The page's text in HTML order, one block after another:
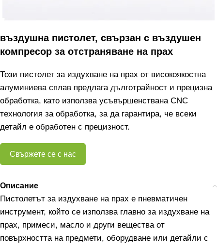
въздушна пистолет, свързан с въздушен
компресор за отстраняване на прах
Този пистолет за издухване на прах от високоякостна
алуминиева сплав предлага дълготрайност и прецизна
обработка, като използва усъвършенствана CNC
технология за обработка, за да гарантира, че всеки
детайл е обработен с прецизност.
Свържете се с нас
Описание
Пистолетът за издухване на прах е пневматичен
инструмент, който се използва главно за издухване на
прах, примеси, масло и други вещества от
повърхността на предмети, оборудване или детайли с